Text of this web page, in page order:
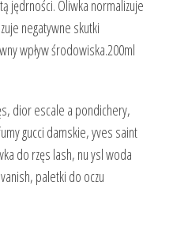
jędrności. Oliwka normalizuje
negatywne skutki
wpływ środowiska.200ml
dior escale a pondichery,
gucci damskie, yves saint
do rzęs lash, nu ysl woda
paletki do oczu